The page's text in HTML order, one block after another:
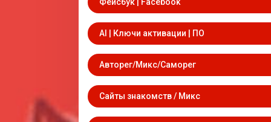
AI | Ключи активации | ПО
Авторег/Микс/Саморег
Сайты знакомств / Микс